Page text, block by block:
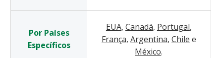
Por Países
Específicos
EUA, Canadá, Portugal,
França, Argentina, Chile e
México.